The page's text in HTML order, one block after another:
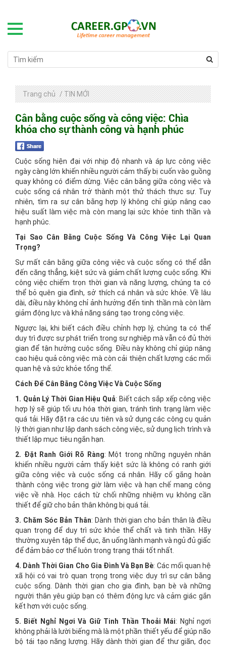
Trang chủ / TIN MỚI
Cân bằng cuộc sống và công việc: Chìa
khóa cho sự thành công và hạnh phúc
Cuộc sống hiện đại với nhịp độ nhanh và áp lực công việc
ngày càng lớn khiến nhiều người cảm thấy bị cuốn vào guồng
quay không có điểm dừng. Việc cân bằng giữa công việc và
cuộc sống cá nhân trở thành một thử thách thực sự. Tuy
nhiên, tìm ra sự cân bằng hợp lý không chỉ giúp nâng cao
hiệu suất làm việc mà còn mang lại sức khỏe tinh thần và
hạnh phúc.
Tại Sao Cân Bằng Cuộc Sống Và Công Việc Lại Quan
Trọng?
Sự mất cân bằng giữa công việc và cuộc sống có thể dẫn
đến căng thẳng, kiệt sức và giảm chất lượng cuộc sống. Khi
công việc chiếm trọn thời gian và năng lượng, chúng ta có
thể bỏ quên gia đình, sở thích cá nhân và sức khỏe. Về lâu
dài, điều này không chỉ ảnh hưởng đến tinh thần mà còn làm
giảm động lực và khả năng sáng tạo trong công việc.
Ngược lại, khi biết cách điều chỉnh hợp lý, chúng ta có thể
duy trì được sự phát triển trong sự nghiệp mà vẫn có đủ thời
gian để tận hưởng cuộc sống. Điều này không chỉ giúp nâng
cao hiệu quả công việc mà còn cải thiện chất lượng các mối
quan hệ và sức khỏe tổng thể.
Cách Để Cân Bằng Công Việc Và Cuộc Sống
1. Quản Lý Thời Gian Hiệu Quả: Biết cách sắp xếp công việc
hợp lý sẽ giúp tối ưu hóa thời gian, tránh tình trạng làm việc
quá tải. Hãy đặt ra các ưu tiên và sử dụng các công cụ quản
lý thời gian như lập danh sách công việc, sử dụng lịch trình và
thiết lập mục tiêu ngắn hạn.
2. Đặt Ranh Giới Rõ Ràng: Một trong những nguyên nhân
khiến nhiều người cảm thấy kiệt sức là không có ranh giới
giữa công việc và cuộc sống cá nhân. Hãy cố gắng hoàn
thành công việc trong giờ làm việc và hạn chế mang công
việc về nhà. Học cách từ chối những nhiệm vụ không cần
thiết để giữ cho bản thân không bị quá tải.
3. Chăm Sóc Bản Thân: Dành thời gian cho bản thân là điều
quan trọng để duy trì sức khỏe thể chất và tinh thần. Hãy
thường xuyên tập thể dục, ăn uống lành mạnh và ngủ đủ giấc
để đảm bảo cơ thể luôn trong trạng thái tốt nhất.
4. Dành Thời Gian Cho Gia Đình Và Bạn Bè: Các mối quan hệ
xã hội có vai trò quan trọng trong việc duy trì sự cân bằng
cuộc sống. Dành thời gian cho gia đình, bạn bè và những
người thân yêu giúp bạn có thêm động lực và cảm giác gắn
kết hơn với cuộc sống.
5. Biết Nghỉ Ngơi Và Giữ Tinh Thần Thoải Mái: Nghỉ ngơi
không phải là lười biếng mà là một phần thiết yếu để giúp não
bộ tái tạo năng lượng. Hãy dành thời gian để thư giãn, đọc